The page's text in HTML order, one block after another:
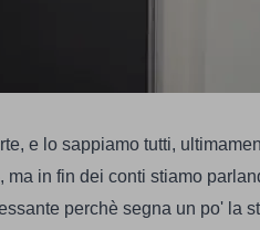
e lo sappiamo tutti,
, ma in fin dei conti stiamo
perchè segna un po' la